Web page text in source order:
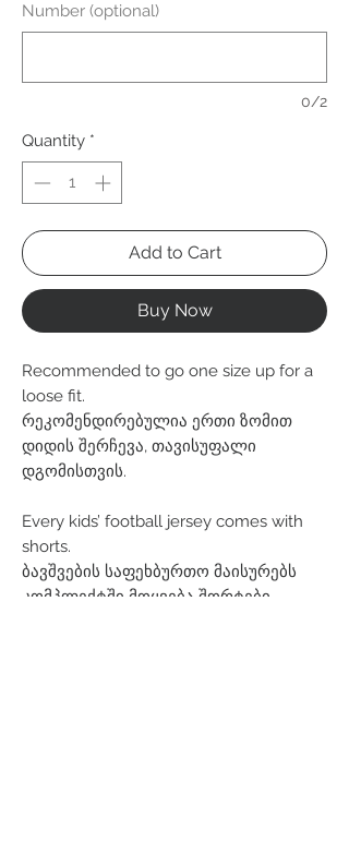
Number (optional)
0/2
Quantity *
Add to Cart
Buy Now
Recommended to go one size up for a
loose fit.
რეკომენდირებულია ერთი ზომით
დიდის შერჩევა, თავისუფალი
დგომისთვის.
Every kids’ football jersey comes with
shorts.
ბავშვების საფეხბურთო მაისურებს
კომპლექტში მოყვება შორტები.